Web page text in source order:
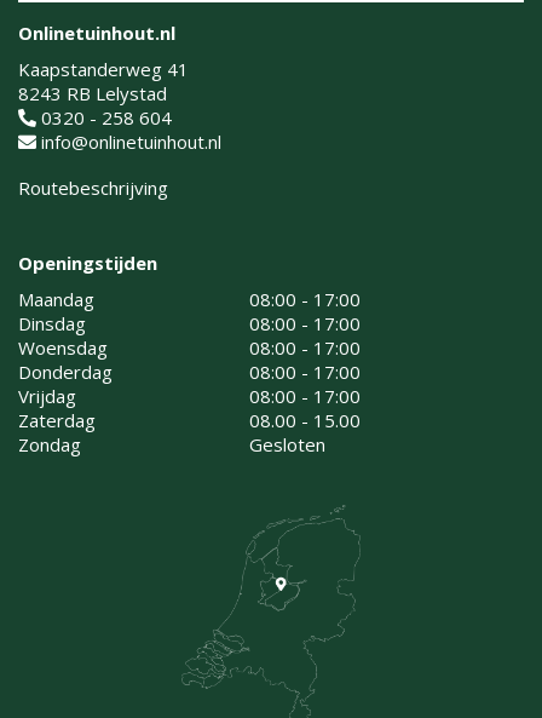
Onlinetuinhout.nl
Kaapstanderweg 41
8243 RB Lelystad
0320 - 258 604
info@onlinetuinhout.nl
Routebeschrijving
Openingstijden
Maandag
08:00 - 17:00
Dinsdag
08:00 - 17:00
Woensdag
08:00 - 17:00
Donderdag
08:00 - 17:00
Vrijdag
08:00 - 17:00
Zaterdag
08.00 - 15.00
Zondag
Gesloten